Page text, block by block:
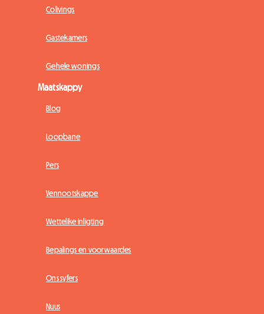
Colivings
Gastekamers
Gehele wonings
Maatskappy
Blog
Loopbane
Pers
Vennootskappe
Wettelike inligting
Bepalings en voorwaardes
Ons syfers
Nuus